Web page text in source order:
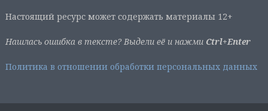
Настоящий ресурс может содержать материалы 12+
Нашлась ошибка в тексте? Выдели её и нажми Ctrl+Enter
Политика в отношении обработки персональных данных